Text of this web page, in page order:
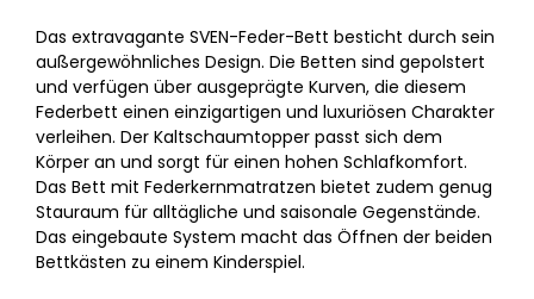
Das extravagante SVEN-Feder-Bett besticht durch sein
außergewöhnliches Design. Die Betten sind gepolstert
und verfügen über ausgeprägte Kurven, die diesem
Federbett einen einzigartigen und luxuriösen Charakter
verleihen. Der Kaltschaumtopper passt sich dem
Körper an und sorgt für einen hohen Schlafkomfort.
Das Bett mit Federkernmatratzen bietet zudem genug
Stauraum für alltägliche und saisonale Gegenstände.
Das eingebaute System macht das Öffnen der beiden
Bettkästen zu einem Kinderspiel.